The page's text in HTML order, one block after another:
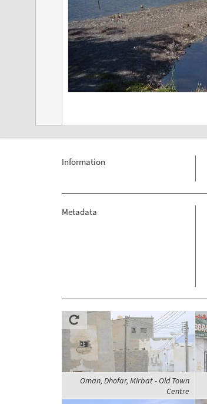
Information
Metadata
Oman, Dhofar, Mirbat - Old Town
Centre